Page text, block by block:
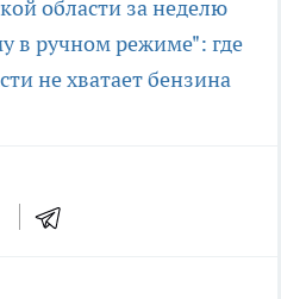
области за неделю
в ручном режиме": где
не хватает бензина